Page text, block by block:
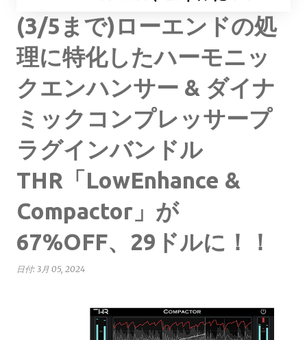
(3/5まで)ローエンドの処
理に特化したハーモニッ
クエンハンサー & ダイナ
ミックコンプレッサープ
ラグインバンドル
THR「LowEnhance &
Compactor」が
67%OFF、29ドルに！！
日付: 3月 05, 2024